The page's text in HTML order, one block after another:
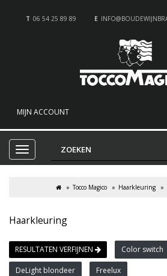
T 06 54 25 89 89 E
MIJN ACCOUNT
Tocco Magico Haarkleuring
Haarkleuring
RESULTATEN VERFIJNEN Color switch
DeLight blondeer Freelux